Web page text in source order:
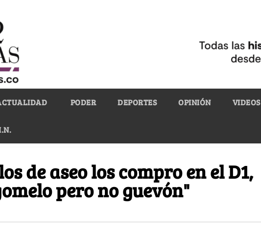
PODER DEPORTES OPINIÓN VIDEOS
de aseo los compro en el D1,
pero no guevón"